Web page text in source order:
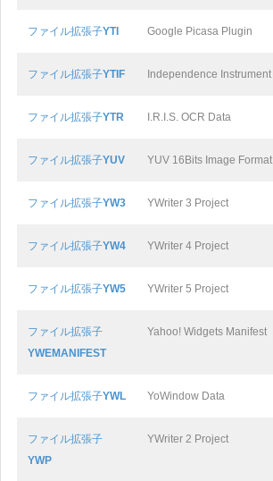
ファイル拡張子YTI Google Picasa Plugin
ファイル拡張子YTIF Independence Instrument
ファイル拡張子YTR I.R.I.S. OCR Data
ファイル拡張子YUV YUV 16Bits Image Format
ファイル拡張子YW3 YWriter 3 Project
ファイル拡張子YW4 YWriter 4 Project
ファイル拡張子YW5 YWriter 5 Project
ファイル拡張子
YWEMANIFEST
Yahoo! Widgets Manifest
ファイル拡張子YWL YoWindow Data
ファイル拡張子
YWP
YWriter 2 Project